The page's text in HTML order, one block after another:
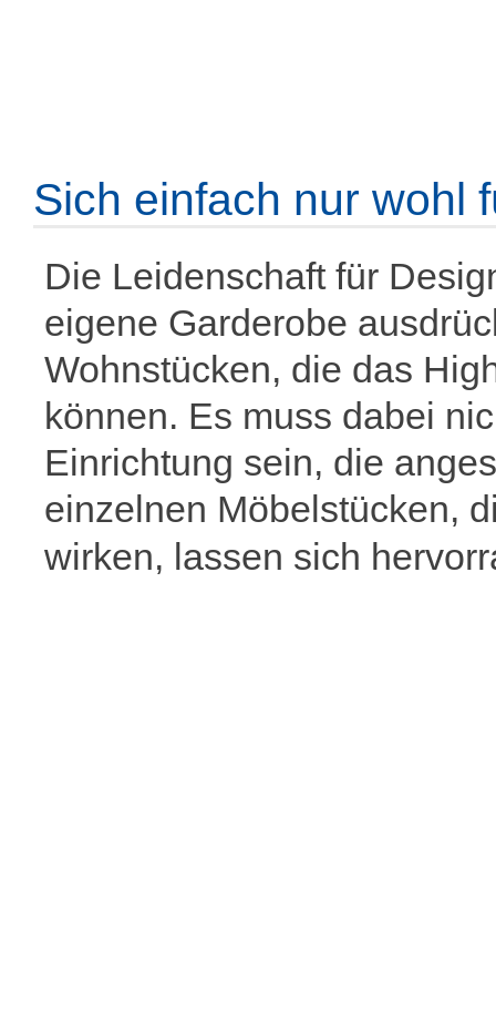
Sich einfach nur wohl
Die Leidenschaft für
eigene Garderobe
Wohnstücken, die das
können. Es muss dabei
Einrichtung sein, die
einzelnen Möbelstücken,
wirken, lassen sich